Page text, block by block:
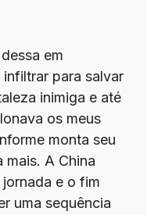
em
para salvar
inimiga e até
os meus
monta seu
mais. A China
e o fim
uma sequência